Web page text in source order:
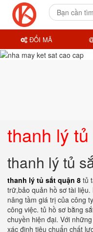
thanh lý
thanh lý tủ
thanh lý tủ sắt quận 8 tủ
trữ,bảo quản hồ sơ tài
nâng tầm giá trị của công
công việc. tủ hồ sơ bằng
chuyền hiện đại. Với
xác định tiêu chuẩn chất
ĐỔI MÃ